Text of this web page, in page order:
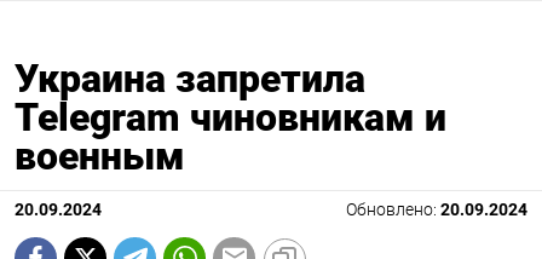
Украина запретила
Telegram чиновникам и
военным
20.09.2024 Обновлено: 20.09.2024